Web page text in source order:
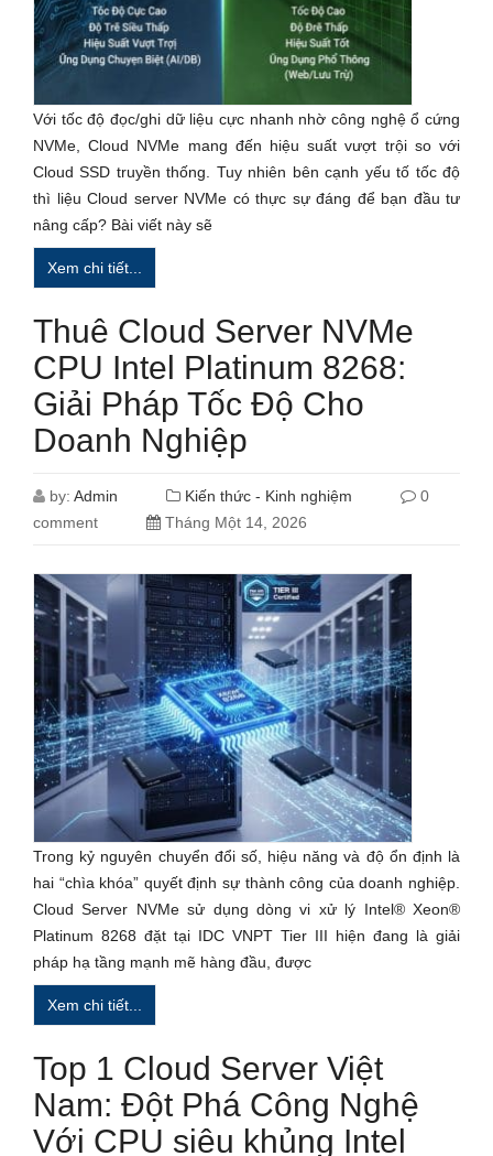
Với tốc độ đọc/ghi dữ liệu cực nhanh nhờ công nghệ ổ cứng
NVMe, Cloud NVMe mang đến hiệu suất vượt trội so với
Cloud SSD truyền thống. Tuy nhiên bên cạnh yếu tố tốc độ
thì liệu Cloud server NVMe có thực sự đáng để bạn đầu tư
nâng cấp? Bài viết này sẽ
Xem chi tiết...
Thuê Cloud Server NVMe
CPU Intel Platinum 8268:
Giải Pháp Tốc Độ Cho
Doanh Nghiệp
by: Admin Kiến thức - Kinh nghiệm
0
comment
Tháng Một 14, 2026
Trong kỷ nguyên chuyển đổi số, hiệu năng và độ ổn định là
hai “chìa khóa” quyết định sự thành công của doanh nghiệp.
Cloud Server NVMe sử dụng dòng vi xử lý Intel® Xeon®
Platinum 8268 đặt tại IDC VNPT Tier III hiện đang là giải
pháp hạ tầng mạnh mẽ hàng đầu, được
Xem chi tiết...
Top 1 Cloud Server Việt
Nam: Đột Phá Công Nghệ
Với CPU siêu khủng Intel